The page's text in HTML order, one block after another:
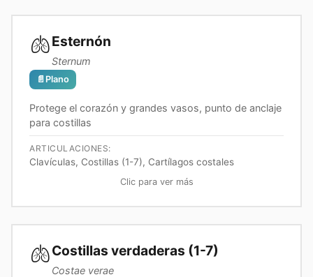
🫁Esternón
Sternum
📄 Plano
Protege el corazón y grandes vasos, punto de anclaje
para costillas
ARTICULACIONES:
Clavículas, Costillas (1-7), Cartílagos costales
Clic para ver más
🫁Costillas verdaderas (1-7)
Costae verae